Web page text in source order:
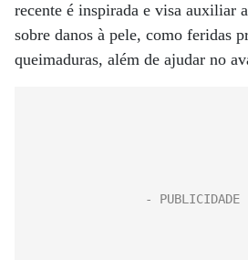
recente é inspirada e visa auxiliar
sobre danos à pele, como feridas
queimaduras, além de ajudar no